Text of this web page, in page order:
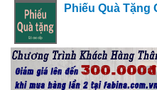
Phiếu Quà Tặng